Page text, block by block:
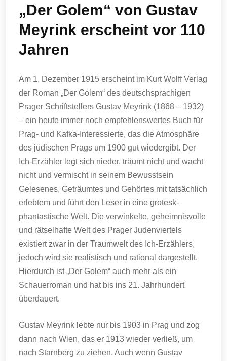
„Der Golem“ von Gustav
Meyrink erscheint vor 110
Jahren
Am 1. Dezember 1915 erscheint im Kurt Wolff Verlag
der Roman „Der Golem“ des deutschsprachigen
Prager Schriftstellers Gustav Meyrink (1868 – 1932)
– ein heute immer noch empfehlenswertes Buch für
Prag- und Kafka-Interessierte, das die Atmosphäre
des jüdischen Prags um 1900 gut wiedergibt. Der
Ich-Erzähler legt sich nieder, träumt nicht und wacht
nicht und vermischt in seinem Bewusstsein
Gelesenes, Geträumtes und Gehörtes mit tatsächlich
erlebtem und führt den Leser in eine grotesk-
phantastische Welt. Die verwinkelte, geheimnisvolle
und rätselhafte Welt des Prager Judenviertels
existiert zwar in der Traumwelt des Ich-Erzählers,
jedoch wird sie realistisch und rational dargestellt.
Hierdurch ist „Der Golem“ auch mehr als ein
Schauerroman und hat bis ins 21. Jahrhundert
überdauert.
Gustav Meyrink lebte nur bis 1903 in Prag und zog
dann nach Wien, das er 1913 wieder verließ, um
nach Starnberg zu ziehen. Auch wenn Gustav